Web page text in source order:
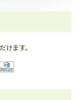
ます。